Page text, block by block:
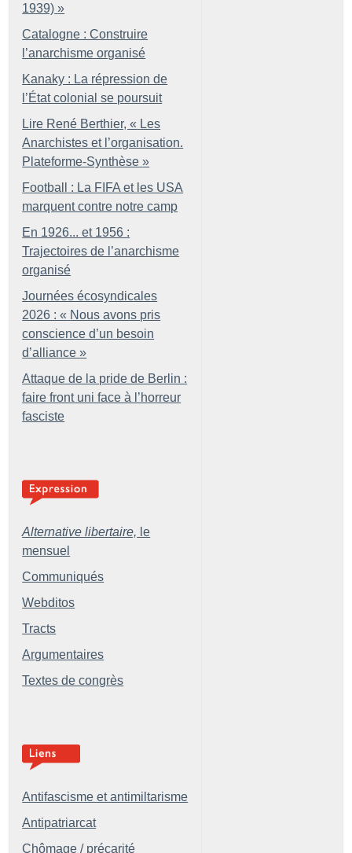
1939) »
Catalogne : Construire
l’anarchisme organisé
Kanaky : La répression de
l’État colonial se poursuit
Lire René Berthier, « Les
Anarchistes et l’organisation.
Plateforme-Synthèse »
Football : La FIFA et les USA
marquent contre notre camp
En 1926... et 1956 :
Trajectoires de l’anarchisme
organisé
Journées écosyndicales
2026 : « Nous avons pris
conscience d’un besoin
d’alliance »
Attaque de la pride de Berlin :
faire front uni face à l’horreur
fasciste
Alternative libertaire, le
mensuel
Communiqués
Webditos
Tracts
Argumentaires
Textes de congrès
Antifascisme et antimiltarisme
Antipatriarcat
Chômage / précarité